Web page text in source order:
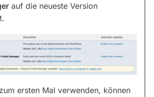
auf die neueste Version
ersten Mal verwenden, können